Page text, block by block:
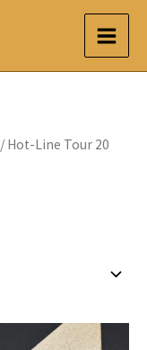
/ Hot-Line Tour 20